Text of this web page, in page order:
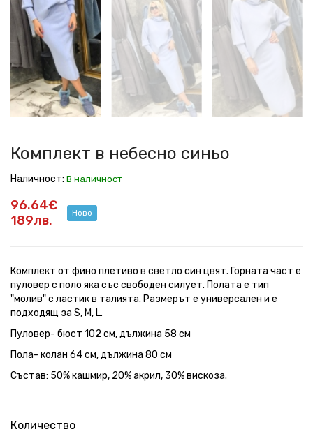
в
небесно
синьо
в
небесно
синьо
в
небесно
синьо
в
небесно
синьо
в
небесно
синьо
в
небесно
синьо
в
небесно
синьо
в
небесно
синьо
Комплект в небесно синьо
Наличност: В наличност
96.64€
189лв.
Ново
Комплект от фино плетиво в светло син цвят. Горната част е
пуловер с поло яка със свободен силует. Полата е тип
"молив" с ластик в талията. Размерът е универсален и е
подходящ за S, M, L.
Пуловер- бюст 102 см, дължина 58 см
Пола- колан 64 см, дължина 80 см
Състав: 50% кашмир, 20% акрил, 30% вискоза.
Количество